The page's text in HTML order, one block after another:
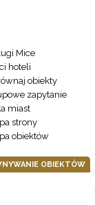
Mice
hoteli
obiekty
zapytanie
miast
strony
obiektów
OBIEKTÓW